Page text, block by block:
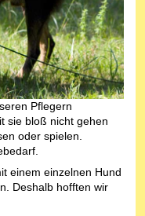
Pflegern
sie bloß nicht gehen
oder spielen.
einem einzelnen Hund
Deshalb hofften wir